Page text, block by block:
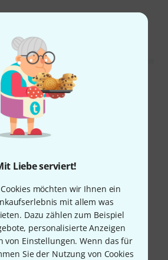
Liebe serviert!
möchten wir Ihnen ein
mit allem was
Dazu zählen zum Beispiel
personalisierte Anzeigen
von Einstellungen. Wenn das für
Sie der Nutzung von Cookies
BEWERTUNG MELDEN
Aivars Ruskuls 15.11.2024
von 6 Tagen, einschließlich
in Lettland an. Funktioniert
BEWERTUNG MELDEN